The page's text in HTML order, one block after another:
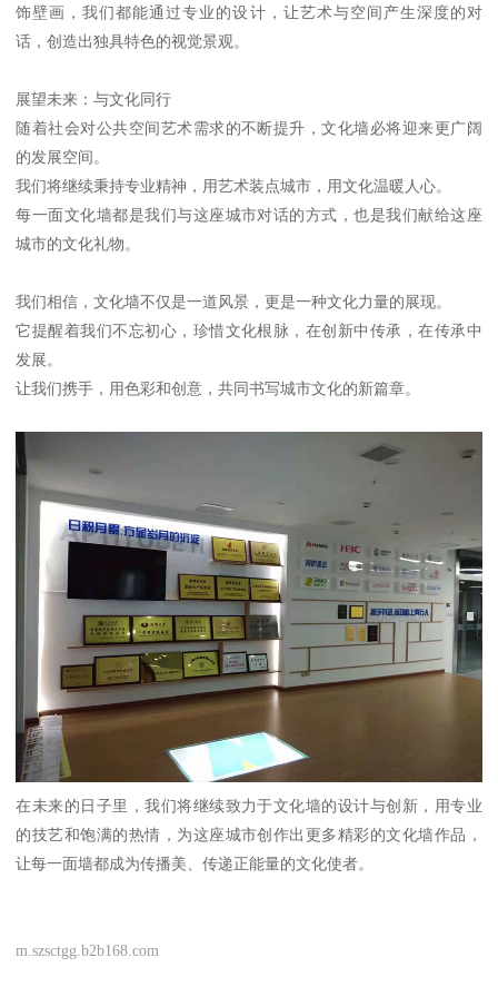
饰壁画，我们都能通过专业的设计，让艺术与空间产生深度的对
话，创造出独具特色的视觉景观。
展望未来：与文化同行
随着社会对公共空间艺术需求的不断提升，文化墙必将迎来更广阔
的发展空间。
我们将继续秉持专业精神，用艺术装点城市，用文化温暖人心。
每一面文化墙都是我们与这座城市对话的方式，也是我们献给这座
城市的文化礼物。
我们相信，文化墙不仅是一道风景，更是一种文化力量的展现。
它提醒着我们不忘初心，珍惜文化根脉，在创新中传承，在传承中
发展。
让我们携手，用色彩和创意，共同书写城市文化的新篇章。
在未来的日子里，我们将继续致力于文化墙的设计与创新，用专业
的技艺和饱满的热情，为这座城市创作出更多精彩的文化墙作品，
让每一面墙都成为传播美、传递正能量的文化使者。
m.szsctgg.b2b168.com